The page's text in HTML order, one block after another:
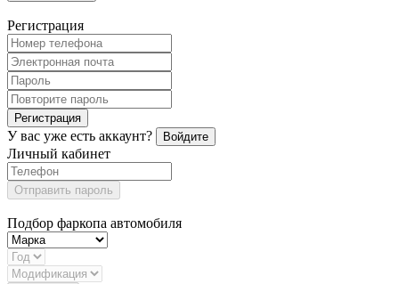
Регистрация
Регистрация
У вас уже есть аккаунт? Войдите
Личный кабинет
Отправить пароль
Подбор фаркопа автомобиля